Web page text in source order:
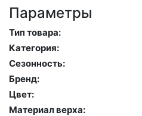
Параметры
Тип товара:
Категория:
Сезонность:
Бренд:
Цвет:
Материал верха: